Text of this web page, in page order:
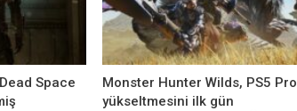
Space
Monster Hunter Wilds, PS5 Pro
yükseltmesini ilk gün